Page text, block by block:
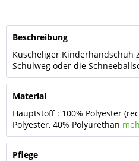
Beschreibung
Kuscheliger Kinderhandschuh
Schulweg oder die
Material
Hauptstoff : 100% Polyester
Polyester, 40% Polyurethan
Pflege